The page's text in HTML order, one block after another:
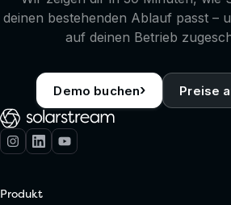
deinen bestehenden Ablauf passt –
auf deinen Betrieb
Demo buchen› Preise
Produkt